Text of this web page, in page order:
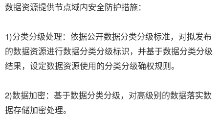
数据资源提供节点域内安全防护措施：
1)分类分级处理：依据公开数据分类分级标准，对拟发布
的数据资源进行数据分类分级标识，并基于数据分类分级
结果，设定数据资源使用的分类分级确权规则。
2)数据加密：基于数据分类分级，对高级别的数据落实数
据存储加密处理。